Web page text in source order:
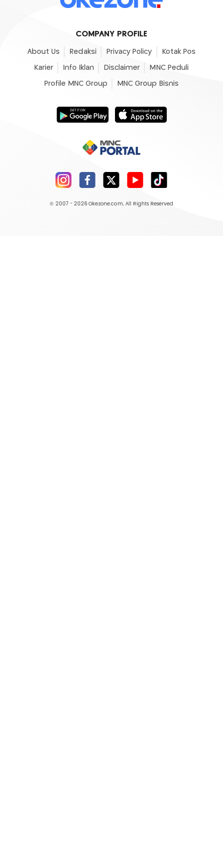
COMPANY PROFILE
About Us Redaksi Privacy Policy Kotak Pos
Karier Info Iklan Disclaimer MNC Peduli
Profile MNC Group MNC Group Bisnis
© 2007 - 2026 Okezone.com, All Rights Reserved